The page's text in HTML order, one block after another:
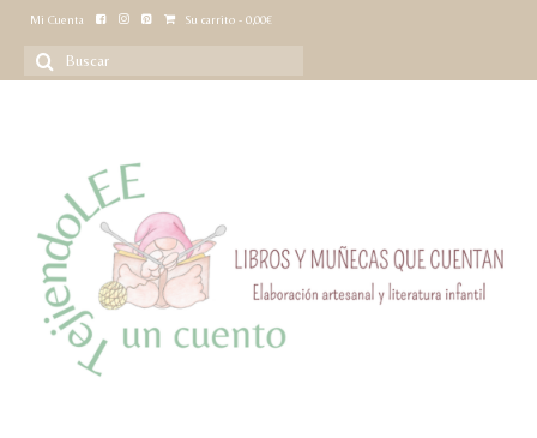
Mi Cuenta Su carrito - 0,00€
Buscar
por: